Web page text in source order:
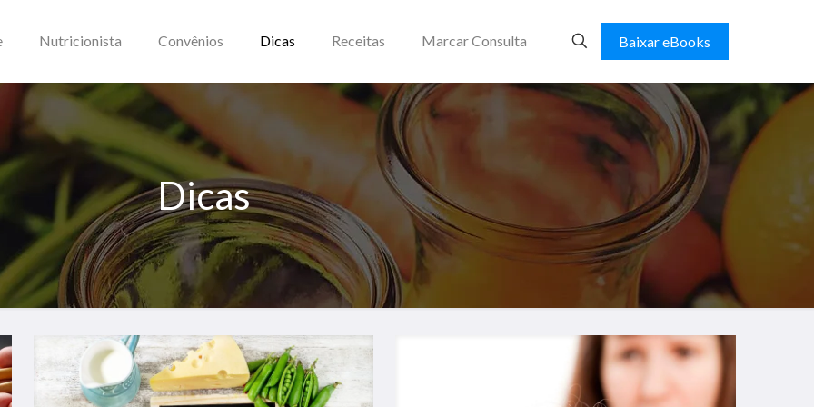
Nutricionista Convênios Dicas Receitas Marcar Consulta Baixar eBooks
Dicas